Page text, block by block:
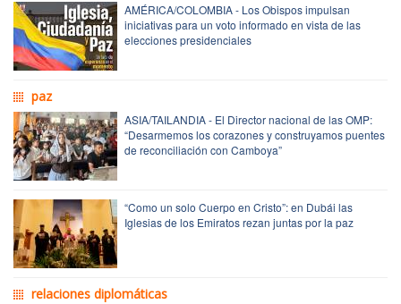
AMÉRICA/COLOMBIA - Los Obispos impulsan
iniciativas para un voto informado en vista de las
elecciones presidenciales
paz
ASIA/TAILANDIA - El Director nacional de las OMP:
“Desarmemos los corazones y construyamos puentes
de reconciliación con Camboya”
“Como un solo Cuerpo en Cristo”: en Dubái las
Iglesias de los Emiratos rezan juntas por la paz
relaciones diplomáticas